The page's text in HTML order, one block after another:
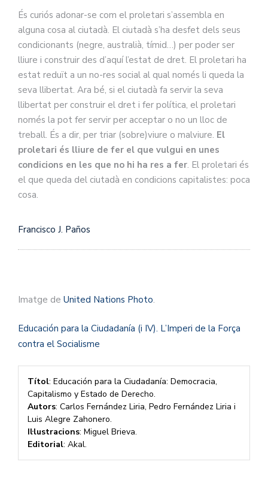
És curiós adonar-se com el proletari s’assembla en
alguna cosa al ciutadà. El ciutadà s’ha desfet dels seus
condicionants (negre, australià, tímid…) per poder ser
lliure i construir des d’aquí l’estat de dret. El proletari ha
estat reduït a un no-res social al qual només li queda la
seva llibertat. Ara bé, si el ciutadà fa servir la seva
llibertat per construir el dret i fer política, el proletari
només la pot fer servir per acceptar o no un lloc de
treball. És a dir, per triar (sobre)viure o malviure. El
proletari és lliure de fer el que vulgui en unes
condicions en les que no hi ha res a fer. El proletari és
el que queda del ciutadà en condicions capitalistes: poca
cosa.
Francisco J. Paños
Imatge de United Nations Photo.
Educación para la Ciudadanía (i IV). L’Imperi de la Força
contra el Socialisme
Títol: Educación para la Ciudadanía: Democracia,
Capitalismo y Estado de Derecho.
Autors: Carlos Fernández Liria, Pedro Fernández Liria i
Luis Alegre Zahonero.
Il·lustracions: Miguel Brieva.
Editorial: Akal.